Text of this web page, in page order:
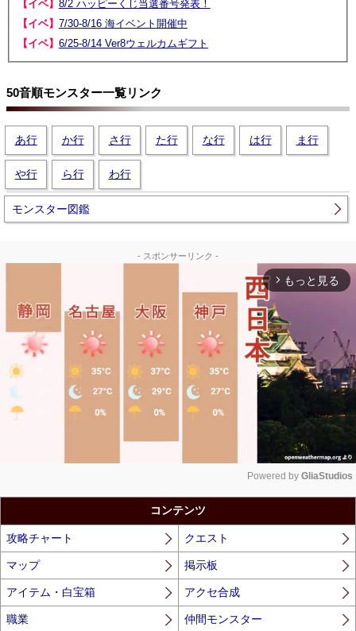
【イベ】 8/2 ハッピーくじ当選番号発表！
【イベ】 7/30-8/16 海イベント開催中
【イベ】 6/25-8/14 Ver8ウェルカムギフト
50音順モンスター一覧リンク
あ行 か行 さ行 た行 な行 は行 ま行
や行 ら行 わ行
モンスター図鑑
- スポンサーリンク -
arrow_forward_ios もっと見る
Powered by GliaStudios
コンテンツ
攻略チャート クエスト
マップ 掲示板
アイテム・白宝箱 アクセ合成
職業 仲間モンスター